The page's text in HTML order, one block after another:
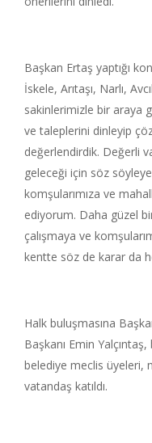
Başkan Ertaş yaptığı
İskele, Arıtaşı, Narlı,
sakinlerimizle bir araya
ve taleplerini dinleyip
değerlendirdik. Değerli
geleceği için söz
komşularımıza ve
ediyorum. Daha güzel
çalışmaya ve
kentte söz de karar da
Halk buluşmasına
Başkanı Emin
belediye meclis üyeleri,
vatandaş katıldı.